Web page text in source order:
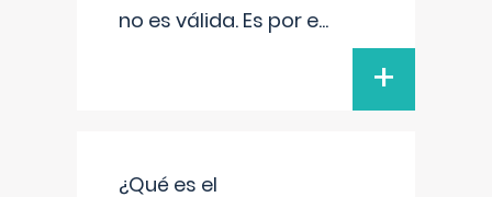
no es válida. Es por e...
+
¿Qué es el